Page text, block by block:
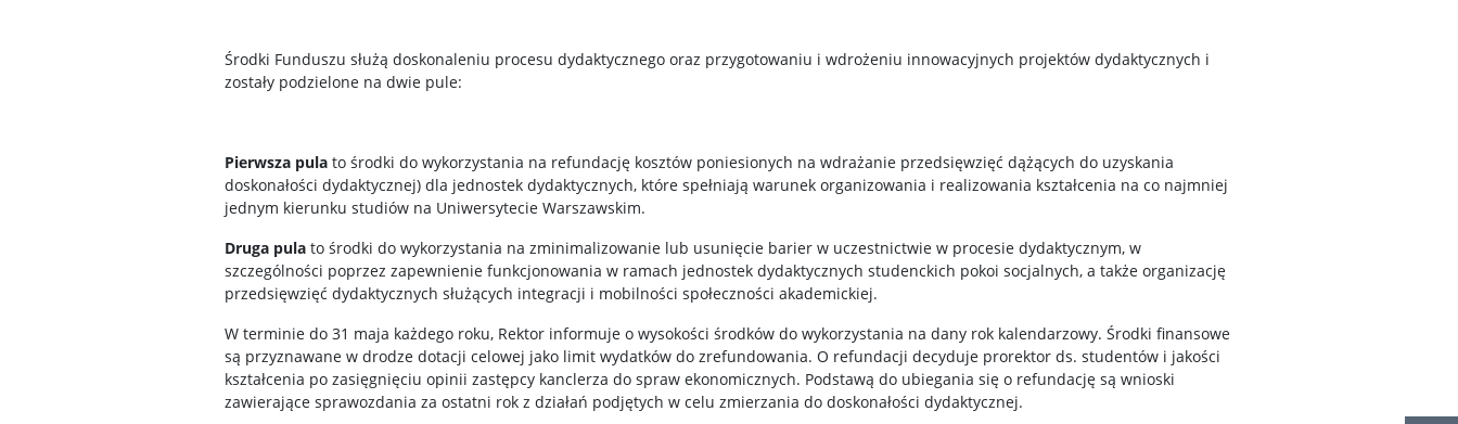
Środki Funduszu służą doskonaleniu procesu dydaktycznego oraz przygotowaniu i wdrożeniu innowacyjnych projektów dydaktycznych i
zostały podzielone na dwie pule:
Pierwsza pula to środki do wykorzystania na refundację kosztów poniesionych na wdrażanie przedsięwzięć dążących do uzyskania
doskonałości dydaktycznej) dla jednostek dydaktycznych, które spełniają warunek organizowania i realizowania kształcenia na co najmniej
jednym kierunku studiów na Uniwersytecie Warszawskim.
Druga pula to środki do wykorzystania na zminimalizowanie lub usunięcie barier w uczestnictwie w procesie dydaktycznym, w
szczególności poprzez zapewnienie funkcjonowania w ramach jednostek dydaktycznych studenckich pokoi socjalnych, a także organizację
przedsięwzięć dydaktycznych służących integracji i mobilności społeczności akademickiej.
W terminie do 31 maja każdego roku, Rektor informuje o wysokości środków do wykorzystania na dany rok kalendarzowy. Środki finansowe
są przyznawane w drodze dotacji celowej jako limit wydatków do zrefundowania. O refundacji decyduje prorektor ds. studentów i jakości
kształcenia po zasięgnięciu opinii zastępcy kanclerza do spraw ekonomicznych. Podstawą do ubiegania się o refundację są wnioski
zawierające sprawozdania za ostatni rok z działań podjętych w celu zmierzania do doskonałości dydaktycznej.